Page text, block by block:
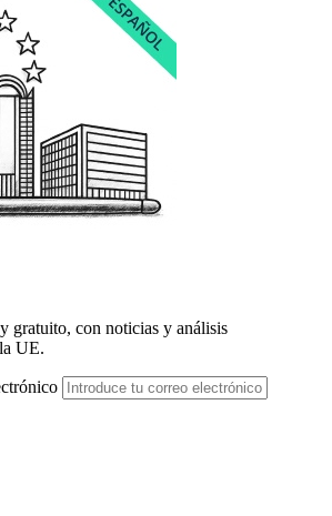
gratuito, con noticias y análisis
UE.